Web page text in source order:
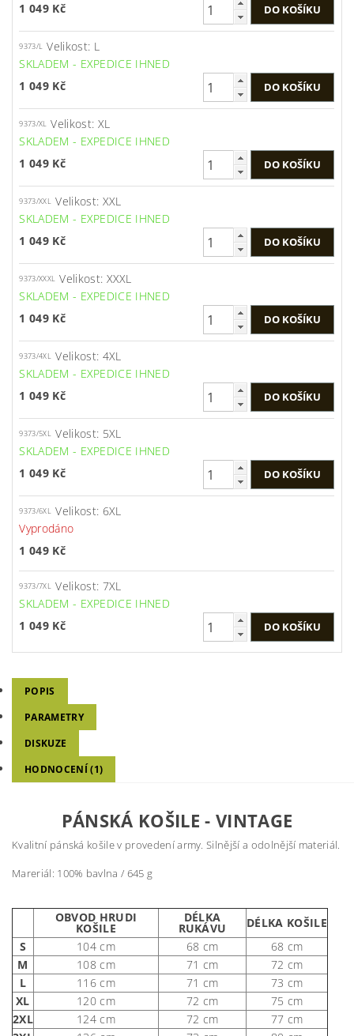
1 049 Kč
9373/L Velikost: L
SKLADEM - EXPEDICE IHNED
1 049 Kč
9373/XL Velikost: XL
SKLADEM - EXPEDICE IHNED
1 049 Kč
9373/XXL Velikost: XXL
SKLADEM - EXPEDICE IHNED
1 049 Kč
9373/XXXL Velikost: XXXL
SKLADEM - EXPEDICE IHNED
1 049 Kč
9373/4XL Velikost: 4XL
SKLADEM - EXPEDICE IHNED
1 049 Kč
9373/5XL Velikost: 5XL
SKLADEM - EXPEDICE IHNED
1 049 Kč
9373/6XL Velikost: 6XL
Vyprodáno
1 049 Kč
9373/7XL Velikost: 7XL
SKLADEM - EXPEDICE IHNED
1 049 Kč
POPIS
PARAMETRY
DISKUZE
HODNOCENÍ (1)
PÁNSKÁ KOŠILE - VINTAGE
Kvalitní pánská košile v provedení army. Silnější a odolnější materiál.
Mareriál: 100% bavlna / 645 g
OBVOD HRUDI
KOŠILE
DÉLKA
RUKÁVU
DÉLKA KOŠILE
S
104 cm 68 cm
68 cm
M
108 cm 71 cm
72 cm
L
116 cm 71 cm
73 cm
XL
120 cm 72 cm
75 cm
2XL
124 cm 72 cm
77 cm